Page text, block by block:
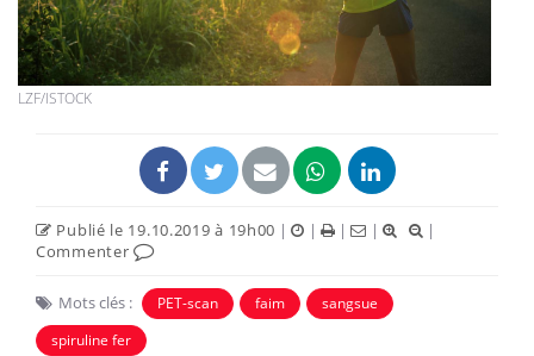
LZF/ISTOCK
Publié le 19.10.2019 à 19h00 | | | |
|
Commenter
Mots clés : PET-scan faim
sangsue
spiruline fer